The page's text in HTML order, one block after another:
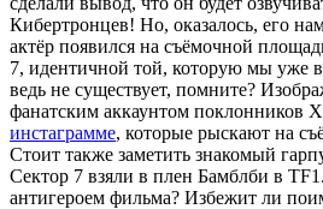
Кибертронцев! Но, оказалось, его
актёр появился на съёмочной
7, идентичной той, которую мы уже
ведь не существует, помните?
фанатским аккаунтом поклонников
инстаграмме, которые рыскают на
Стоит также заметить знакомый
Сектор 7 взяли в плен Бамблби в
антигероем фильма? Избежит ли